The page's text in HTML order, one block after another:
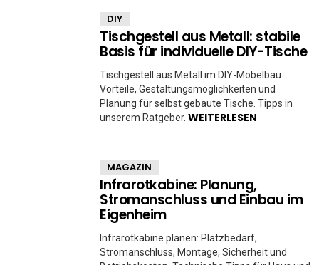
DIY
Tischgestell aus Metall: stabile
Basis für individuelle DIY-Tische
Tischgestell aus Metall im DIY-Möbelbau:
Vorteile, Gestaltungsmöglichkeiten und
Planung für selbst gebaute Tische. Tipps in
unserem Ratgeber. WEITERLESEN
MAGAZIN
Infrarotkabine: Planung,
Stromanschluss und Einbau im
Eigenheim
Infrarotkabine planen: Platzbedarf,
Stromanschluss, Montage, Sicherheit und